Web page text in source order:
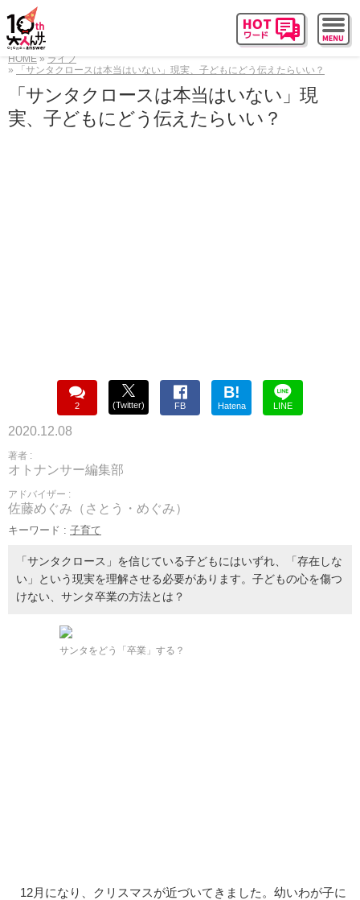
HOME
ライフ
「サンタクロースは本当はいない」現実、子どもにどう伝えたらいい？
「サンタクロースは本当はいない」現
実、子どもにどう伝えたらいい？
2 (Twitter) FB
B!
Hatena LINE
2020.12.08
著者 :
オトナンサー編集部
アドバイザー :
佐藤めぐみ（さとう・めぐみ）
キーワード : 子育て
「サンタクロース」を信じている子どもにはいずれ、「存在しな
い」という現実を理解させる必要があります。子どもの心を傷つ
けない、サンタ卒業の方法とは？
サンタをどう「卒業」する？
12月になり、クリスマスが近づいてきました。幼いわが子に